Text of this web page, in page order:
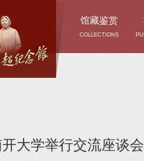
馆藏鉴赏
COLLECTIONS
大学举行交流座谈会